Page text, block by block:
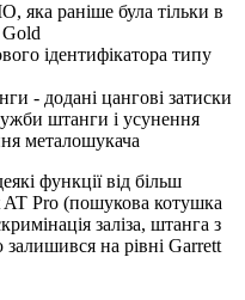
яка раніше була тільки в
ідентифікатора типу
- додані цангові затиски
штанги і усунення
металошукача
функції від більш
Pro (пошукова котушка
заліза, штанга з
на рівні Garrett